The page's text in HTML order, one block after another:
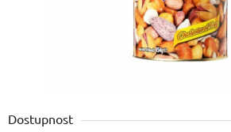
Dostupnost